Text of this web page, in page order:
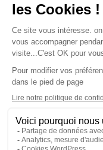
olympique-et-
L'application
Les cookies
Gestion des cookies